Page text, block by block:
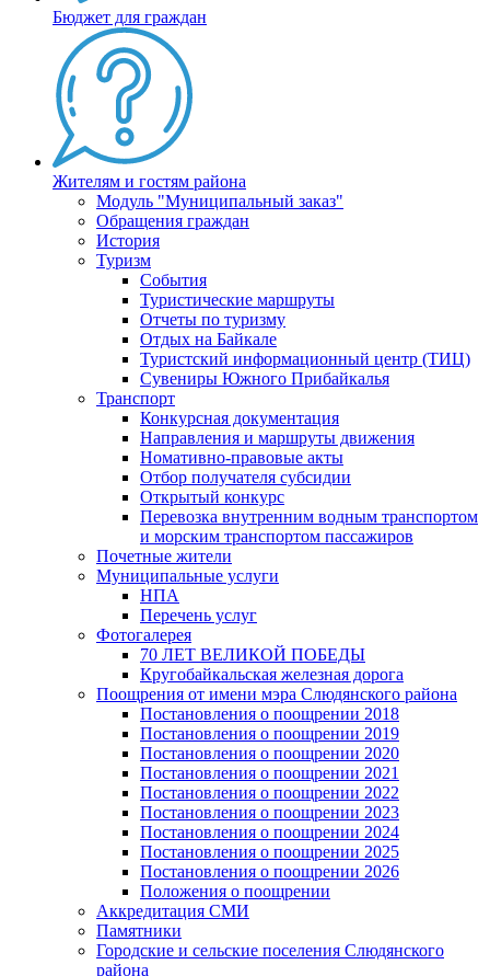
Бюджет для граждан
Жителям и гостям района
Модуль "Муниципальный заказ"
Обращения граждан
История
Туризм
События
Туристические маршруты
Отчеты по туризму
Отдых на Байкале
Туристский информационный центр (ТИЦ)
Сувениры Южного Прибайкалья
Транспорт
Конкурсная документация
Направления и маршруты движения
Номативно-правовые акты
Отбор получателя субсидии
Открытый конкурс
Перевозка внутренним водным транспортом
и морским транспортом пассажиров
Почетные жители
Муниципальные услуги
НПА
Перечень услуг
Фотогалерея
70 ЛЕТ ВЕЛИКОЙ ПОБЕДЫ
Кругобайкальская железная дорога
Поощрения от имени мэра Слюдянского района
Постановления о поощрении 2018
Постановления о поощрении 2019
Постановления о поощрении 2020
Постановления о поощрении 2021
Постановления о поощрении 2022
Постановления о поощрении 2023
Постановления о поощрении 2024
Постановления о поощрении 2025
Постановления о поощрении 2026
Положения о поощрении
Аккредитация СМИ
Памятники
Городские и сельские поселения Слюдянского
района